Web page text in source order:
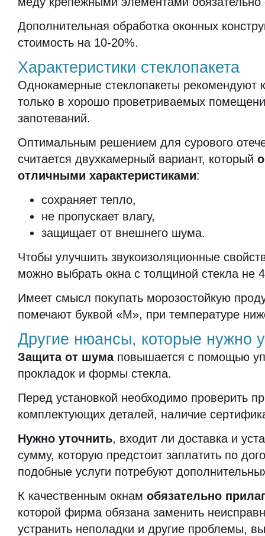
Дополнительная обработка оконных
стоимость на 10-20%.
Характеристики стеклопакета
Однокамерные стеклопакеты рекомендуют
только в хорошо проветриваемых
запотеваний.
Оптимальным решением для сурового
считается двухкамерный вариант, который
отличными характеристиками:
сохраняет тепло,
не пропускает влагу,
защищает от внешнего шума.
Чтобы улучшить звукоизоляционные
можно выбрать окна с толщиной стекла не
Имеет смысл покупать морозостойкую
помечают буквой «М», при температуре
Другие нюансы, которые нужно
Защита от шумаповышается с помощью
прокладок и формы стекла.
Перед установкой необходимо проверить
комплектующих деталей, наличие
Нужно уточнить, входит ли доставка и
сумму, которую предстоит заплатить по
подобные услуги потребуют
К качественным окнам обязательно
которой фирма обязана заменить
устранить неполадки и другие проблемы,